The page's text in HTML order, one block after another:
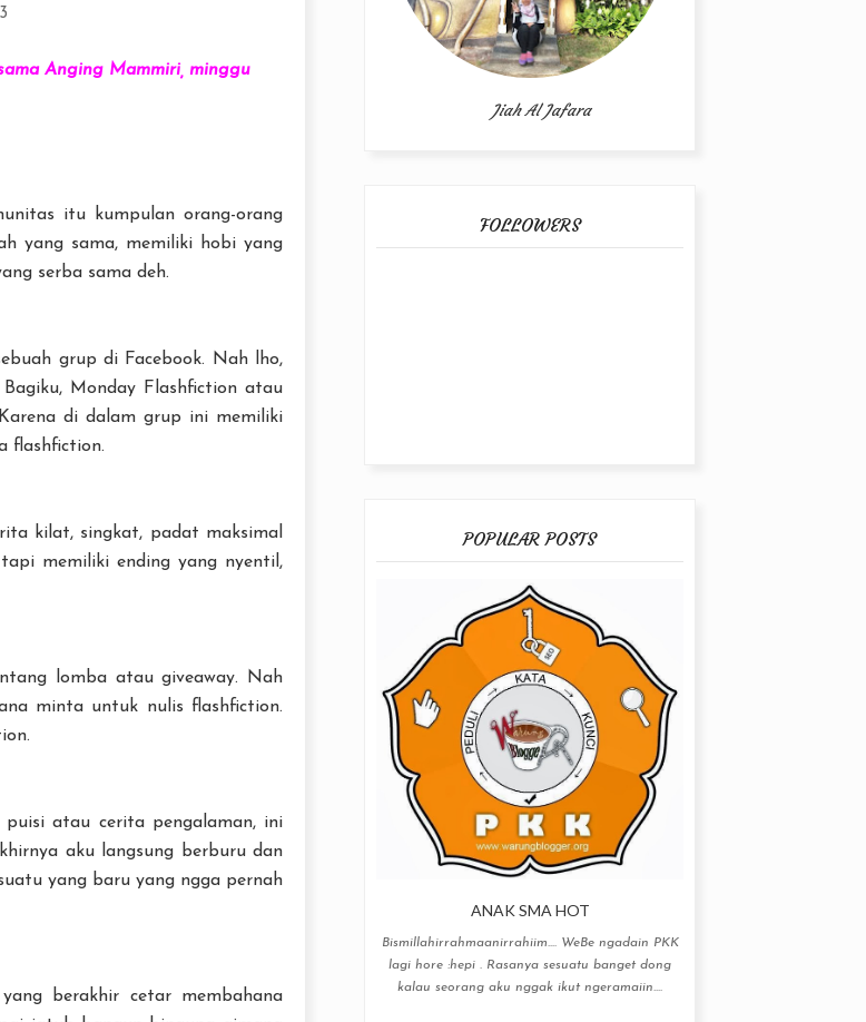
Anging Mammiri, minggu
itu kumpulan orang-orang
yang sama, memiliki hobi yang
serba sama deh.
grup di Facebook. Nah lho,
Monday Flashfiction atau
di dalam grup ini memiliki
flashfiction.
kilat, singkat, padat maksimal
memiliki ending yang nyentil,
lomba atau giveaway. Nah
minta untuk nulis flashfiction.
atau cerita pengalaman, ini
aku langsung berburu dan
yang baru yang ngga pernah
berakhir cetar membahana
Jiah Al Jafara
FOLLOWERS
POPULAR POSTS
ANAK SMA HOT
Bismillahirrahmaanirrahiim…. WeBe ngadain PKK
lagi hore :hepi . Rasanya sesuatu banget dong
kalau seorang aku nggak ikut ngeramaiin....